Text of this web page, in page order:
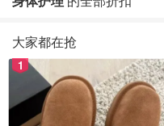
大家都在抢
1